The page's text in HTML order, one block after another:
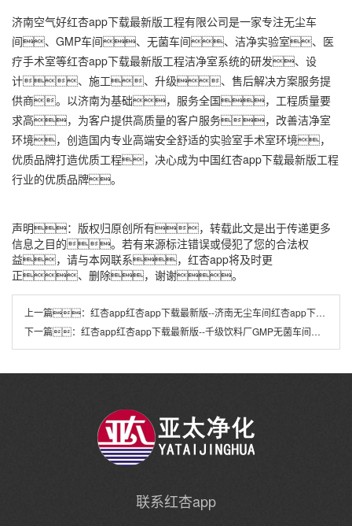
济南空气好红杏app下载最新版工程有限公司是一家专注无尘车
间、GMP车间、无菌车间、洁净实验室、医
疗手术室等红杏app下载最新版工程洁净室系统的研发、设
计、施工、升级、售后解决方案服务提
供商。以济南为基础，服务全国，工程质量要
求高，为客户提供高质量的客户服务，改善洁净室
环境，创造国内专业高端安全舒适的实验室手术室环境，
优质品牌打造优质工程，决心成为中国红杏app下载最新版工程
行业的优质品牌。
声明：版权归原创所有，转载此文是出于传递更多
信息之目的。若有来源标注错误或侵犯了您的合法权
益，请与本网联系，红杏app将及时更
正、删除，谢谢。
上一篇： 红杏app红杏app下载最新版--济南无尘车间红杏app下载最新版厂超净流水线设计及施工方案
下一篇： 红杏app红杏app下载最新版--千级饮料厂GMP无菌车间红杏app下载最新版装修工程
联系红杏app